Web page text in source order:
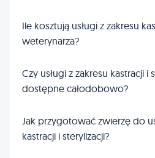
Ile kosztują usługi z zakresu
weterynarza?
Czy usługi z zakresu kastracji i
dostępne całodobowo?
Jak przygotować zwierzę do
kastracji i sterylizacji?